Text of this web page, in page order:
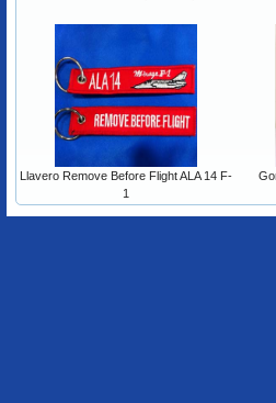
Llavero Remove Before Flight ALA 14 F-
1